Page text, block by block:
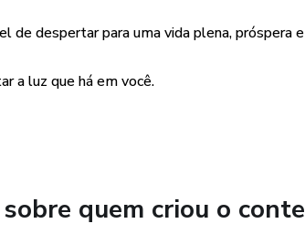
em sua própria essência, despertando a
Lembre-se! A vida é curta e cada
de despertar para uma vida plena, próspera
a luz que há em você.
quem criou o